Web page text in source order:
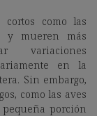
cortos como las
y mueren más
variaciones
en la
Sin embargo,
como las aves
porción